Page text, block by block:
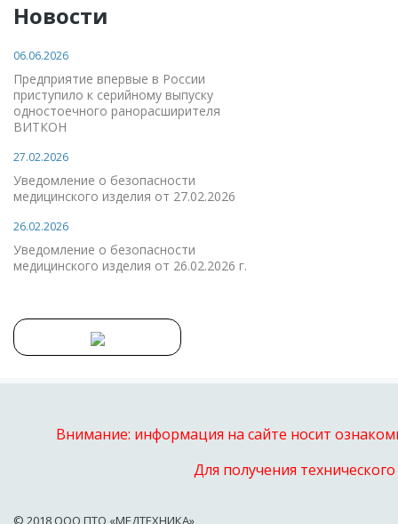
Новости
06.06.2026
Предприятие впервые в России
приступило к серийному выпуску
одностоечного ранорасширителя
ВИТКОН
27.02.2026
Уведомление о безопасности
медицинского изделия от 27.02.2026
26.02.2026
Уведомление о безопасности
медицинского изделия от 26.02.2026 г.
Внимание: информация на сайте носит
Для получения
© 2018 OOO ПТО «МЕДТЕХНИКА»